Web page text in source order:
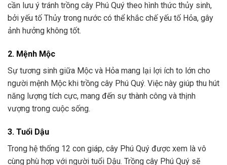
cần lưu ý tránh trồng cây Phú Quý theo hình thức thủy sinh,
bởi yếu tố Thủy trong nước có thể khắc chế yếu tố Hỏa, gây
ảnh hưởng không tốt.
2. Mệnh Mộc
Sự tương sinh giữa Mộc và Hỏa mang lại lợi ích to lớn cho
người mệnh Mộc khi trồng cây Phú Quý. Việc này giúp thu hút
năng lượng tích cực, mang đến sự thành công và thịnh
vượng trong cuộc sống.
3. Tuổi Dậu
Trong hệ thống 12 con giáp, cây Phú Quý được xem là vô
cùng phù hợp với người tuổi Dậu. Trồng cây Phú Quý sẽ